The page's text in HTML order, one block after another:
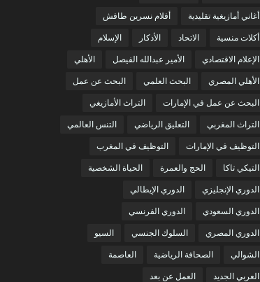
أغاني أمازيغية تقليدية أفلام نسرين طافش
أكلات منسية الاتحاد الأذكار الإسلام
الإعلام الاقتصادي الأمير عبدالله الفيصل الأهلي
الأهلي المصري البحث العلمي البحث عن عمل
البحث عن عمل في الإمارات التراث الأمازيغي
التراث المغربي التعليق الرياضي التنس العالمي
التوظيف في الإمارات التوظيف في المغرب
التيكي تاكا الحج والعمرة الحياة الشخصية
الدوري الإنجليزي الدوري الإيطالي
الدوري السعودي الدوري الفرنسي
الدوري المصري السلوك الجنسي السيو
الشوالي الصحافة الرياضية العاصمة
العربي الجديد العمل عن بعد